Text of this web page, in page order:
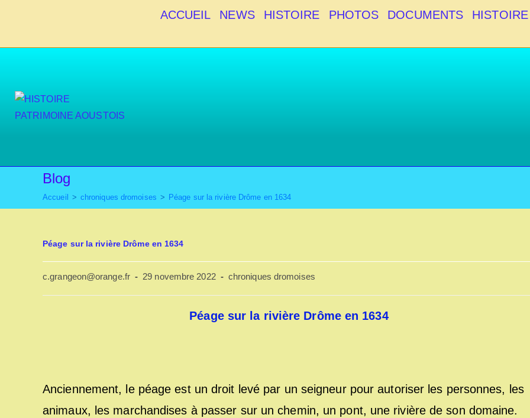
ACCUEIL NEWS HISTOIRE PHOTOS DOCUMENTS HISTOIRE
Blog
Accueil > chroniques dromoises > Péage sur la rivière Drôme en 1634
Péage sur la rivière Drôme en 1634
Auteur/autrice
c.grangeon@orange.fr
Publication
29 novembre 2022
Post
chroniques dromoises
Péage sur la rivière Drôme en 1634
Anciennement, le péage est un droit levé par un seigneur pour autoriser les personnes, les
animaux, les marchandises à passer sur un chemin, un pont, une rivière de son domaine.